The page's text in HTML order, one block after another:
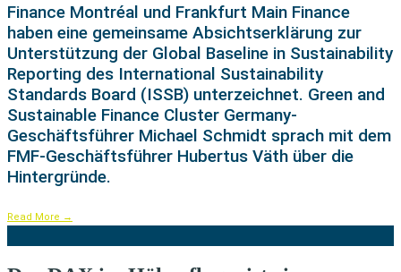
Finance Montréal und Frankfurt Main Finance
haben eine gemeinsame Absichtserklärung zur
Unterstützung der Global Baseline in Sustainability
Reporting des International Sustainability
Standards Board (ISSB) unterzeichnet. Green and
Sustainable Finance Cluster Germany-
Geschäftsführer Michael Schmidt sprach mit dem
FMF-Geschäftsführer Hubertus Väth über die
Hintergründe.
Read More →